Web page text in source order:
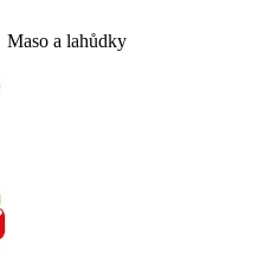
Maso a lahůdky